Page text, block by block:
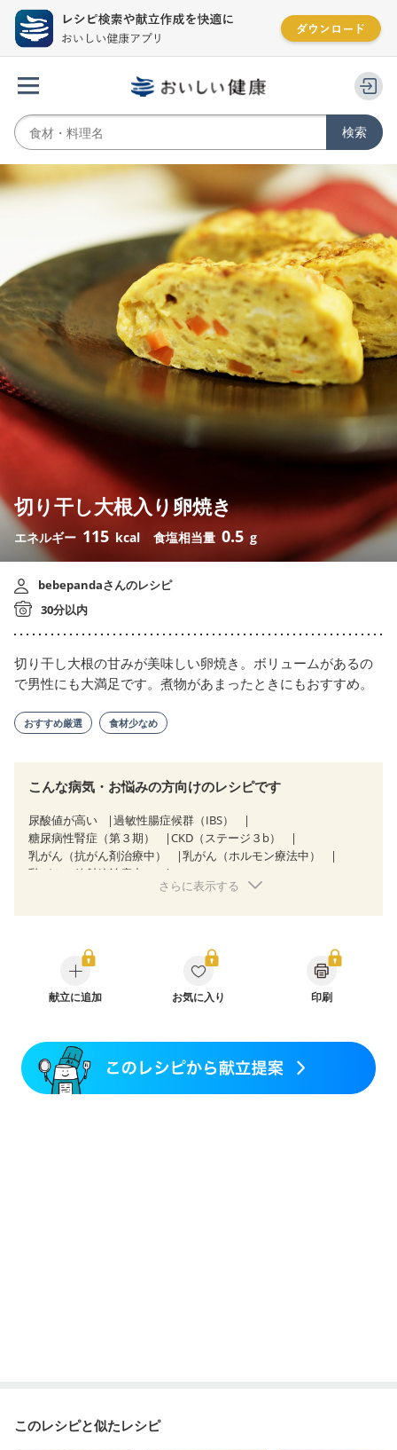
切り干し大根入り卵焼き
エネルギー 115 kcal 食塩相当量 0.5 g
bebepandaさんのレシピ
30分以内
切り干し大根の甘みが美味しい卵焼き。ボリュームがあるの
で男性にも大満足です。煮物があまったときにもおすすめ。
おすすめ厳選 食材少なめ
こんな病気・お悩みの方向けのレシピです
尿酸値が高い
過敏性腸症候群（IBS）
糖尿病性腎症（第３期）
CKD（ステージ３b）
乳がん（抗がん剤治療中）
乳がん（ホルモン療法中）
乳がん（放射線治療中）
乳がん治療を終えた方・経過観察中の方など
妊婦健診・血糖値が気になる（初期）
妊娠高血圧(中期)
妊娠糖尿病(初期)
産後（母乳）
産後（ミルク）
骨粗しょう症
関節リウマチ
さらに表示する
献立に追加 お気に入り 印刷
このレシピと似たレシピ